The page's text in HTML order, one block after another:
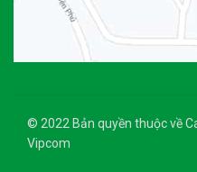
© 2022 Bản quyền thuộc về
Vipcom